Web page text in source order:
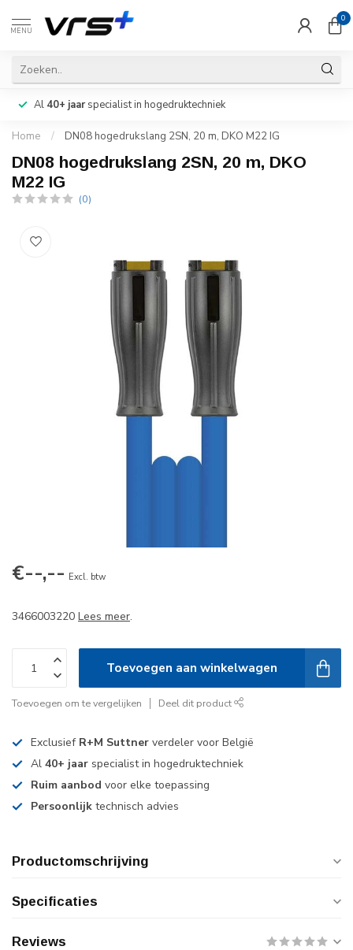
MENU
0
Al 40+ jaarspecialist in hogedruktechniek
Home / DN08 hogedrukslang 2SN, 20 m, DKO M22 IG
DN08 hogedrukslang 2SN, 20 m, DKO
M22 IG
(0)
€--,-- Excl. btw
3466003220 Lees meer.
Toevoegen aan winkelwagen
Toevoegen om te vergelijken Deel dit product
Exclusief R+M Suttner verdeler voor België
Al 40+ jaar specialist in hogedruktechniek
Ruim aanbod voor elke toepassing
Persoonlijk technisch advies
Productomschrijving
Specificaties
Reviews